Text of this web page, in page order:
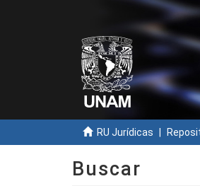
RU Jurídicas
Buscar